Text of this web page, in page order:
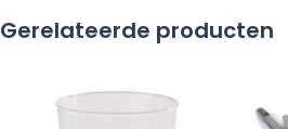
120
Gerelateerde producten